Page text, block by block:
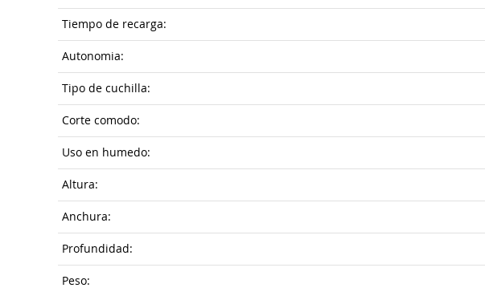
Tiempo de recarga:
Autonomia:
Tipo de cuchilla:
Corte comodo:
Uso en humedo:
Altura:
Anchura:
Profundidad:
Peso: